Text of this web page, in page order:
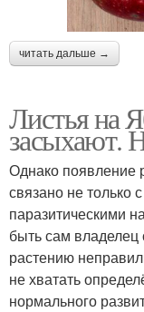
читать дальше →
Листья на
засыхают.
Однако появление
связано не только
паразитическими
быть сам владелец
растению
не хватать
нормального